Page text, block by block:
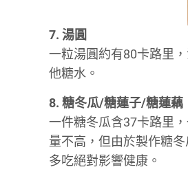
7. 湯圓
一粒湯圓約有80卡路里
他糖水。
8. 糖冬瓜/糖蓮子/糖蓮藕
一件糖冬瓜含37卡路里
量不高，但由於製作糖
多吃絕對影響健康。